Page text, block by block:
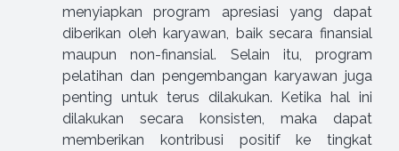
menyiapkan program apresiasi yang dapat
diberikan oleh karyawan, baik secara finansial
maupun non-finansial. Selain itu, program
pelatihan dan pengembangan karyawan juga
penting untuk terus dilakukan. Ketika hal ini
dilakukan secara konsisten, maka dapat
memberikan kontribusi positif ke tingkat